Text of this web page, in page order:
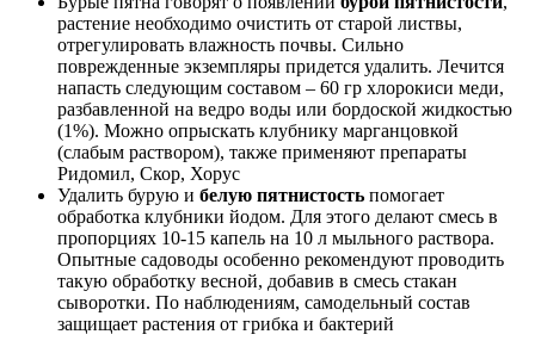
растение необходимо очистить от старой листвы,
отрегулировать влажность почвы. Сильно
поврежденные экземпляры придется удалить. Лечится
напасть следующим составом – 60 гр хлорокиси меди,
разбавленной на ведро воды или бордоской жидкостью
(1%). Можно опрыскать клубнику марганцовкой
(слабым раствором), также применяют препараты
Ридомил, Скор, Хорус
Удалить бурую и белую пятнистость помогает
обработка клубники йодом. Для этого делают смесь в
пропорциях 10-15 капель на 10 л мыльного раствора.
Опытные садоводы особенно рекомендуют проводить
такую обработку весной, добавив в смесь стакан
сыворотки. По наблюдениям, самодельный состав
защищает растения от грибка и бактерий